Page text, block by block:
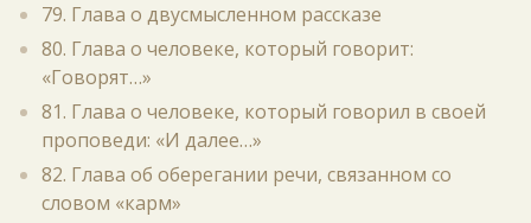
79. Глава о двусмысленном рассказе
80. Глава о человеке, который говорит:
«Говорят…»
81. Глава о человеке, который говорил в своей
проповеди: «И далее…»
82. Глава об оберегании речи, связанном со
словом «карм»